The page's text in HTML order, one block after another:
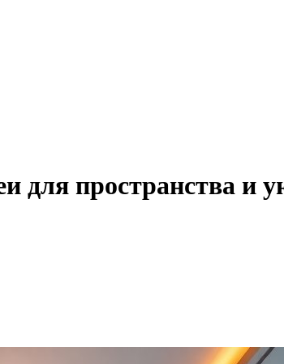
для пространства и